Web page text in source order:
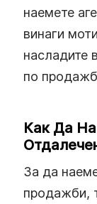
наемете
винаги
насладите
по
Как Да
За да
продажби,